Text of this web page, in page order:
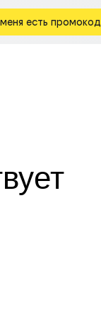
есть промокод